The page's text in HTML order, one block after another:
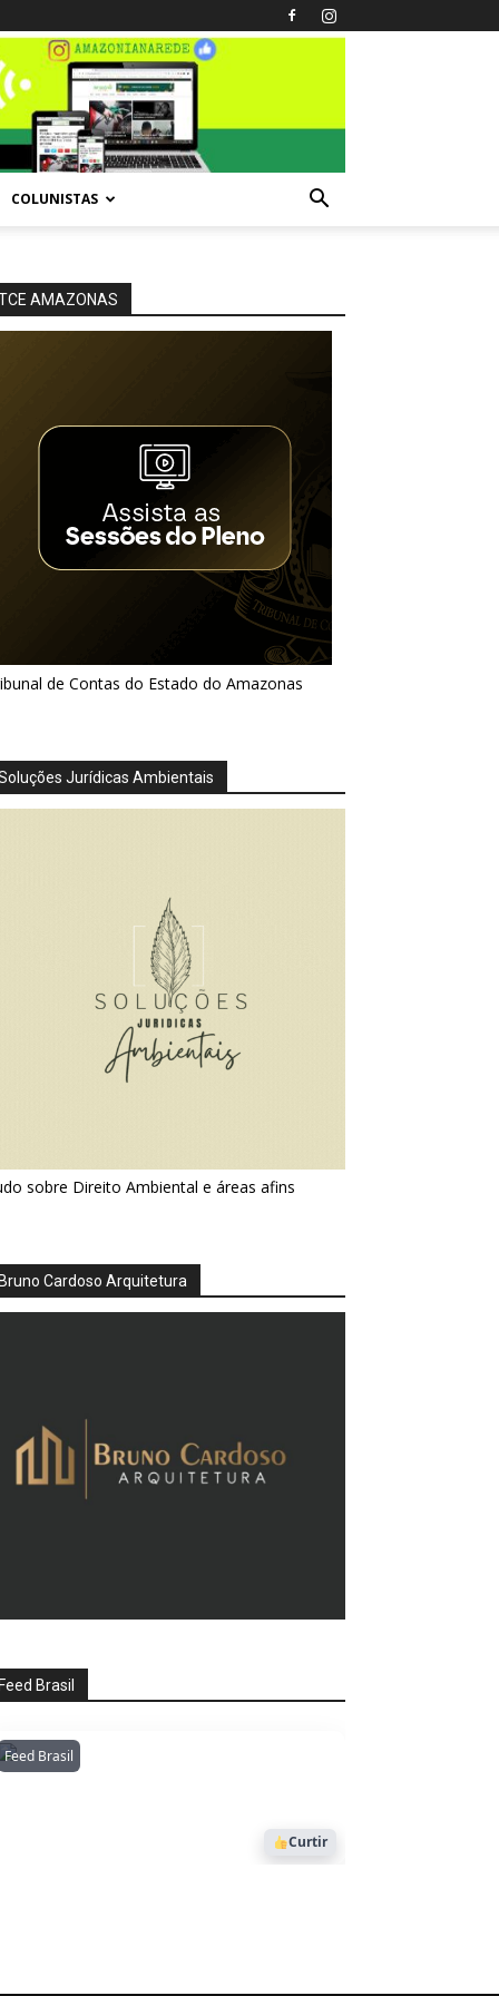
COLUNISTAS
AMAZONAS
de Contas do Estado do Amazonas
Jurídicas Ambientais
sobre Direito Ambiental e áreas afins
Cardoso Arquitetura
Brasil
Feed BrasilAmazonianarede
1053
Curtir